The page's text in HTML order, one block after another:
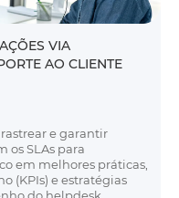
VIA
AO CLIENTE
e garantir
os SLAs para
em melhores práticas,
(KPIs) e estratégias